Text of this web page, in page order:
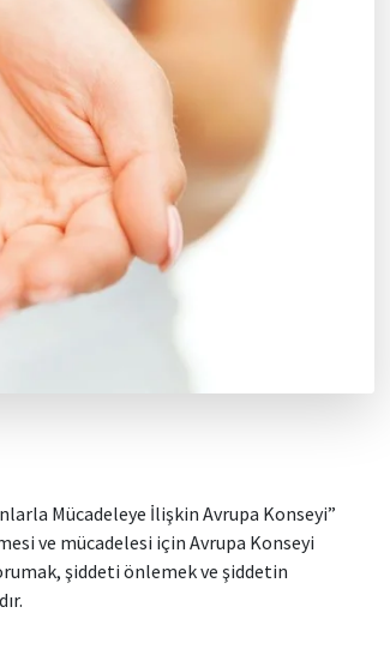
Mücadeleye İlişkin Avrupa Konseyi”
ve mücadelesi için Avrupa Konseyi
şiddeti önlemek ve şiddetin